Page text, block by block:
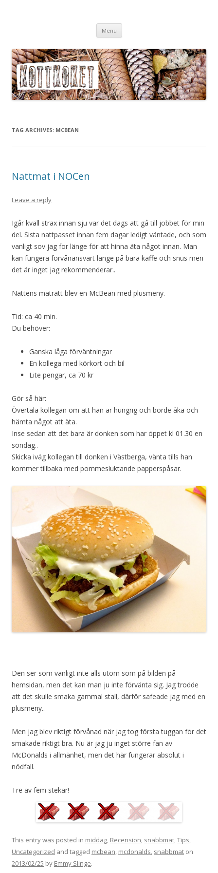
köttvärlden
Menu Skip
content
TAG ARCHIVES: MCBEAN
Nattmat i NOCen
Leave a reply
Igår kväll strax innan sju var det dags att gå till jobbet för min
del. Sista nattpasset innan fem dagar ledigt väntade, och som
vanligt sov jag för länge för att hinna äta något innan. Man
kan fungera förvånansvärt länge på bara kaffe och snus men
det är inget jag rekommenderar..
Nattens maträtt blev en McBean med plusmeny.
Tid: ca 40 min.
Du behöver:
Ganska låga förväntningar
En kollega med körkort och bil
Lite pengar, ca 70 kr
Gör så här:
Övertala kollegan om att han är hungrig och borde åka och
hämta något att äta.
Inse sedan att det bara är donken som har öppet kl 01.30 en
söndag..
Skicka iväg kollegan till donken i Västberga, vänta tills han
kommer tillbaka med pommesluktande papperspåsar.
Den ser som vanligt inte alls utom som på bilden på
hemsidan, men det kan man ju inte förvänta sig. Jag trodde
att det skulle smaka gammal stall, därför safeade jag med en
plusmeny..
Men jag blev riktigt förvånad när jag tog första tuggan för det
smakade riktigt bra. Nu är jag ju inget större fan av
McDonalds i allmänhet, men det här fungerar absolut i
nödfall.
Tre av fem stekar!
This entry was posted in middag, Recension, snabbmat,Tips,
Uncategorized and tagged mcbean, mcdonalds, snabbmat on
2013/02/25 by Emmy Slinge.